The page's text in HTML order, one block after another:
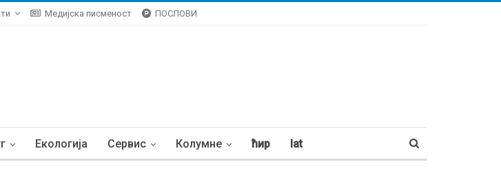
Медијска писменост ПОСЛОВИ
Екологија Сервис Колумне ћир lat